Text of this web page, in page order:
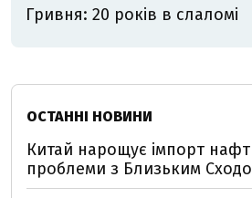
Гривня: 20 років в слаломі
ОСТАННІ НОВИНИ
Китай нарощує імпорт
проблеми з Близьким